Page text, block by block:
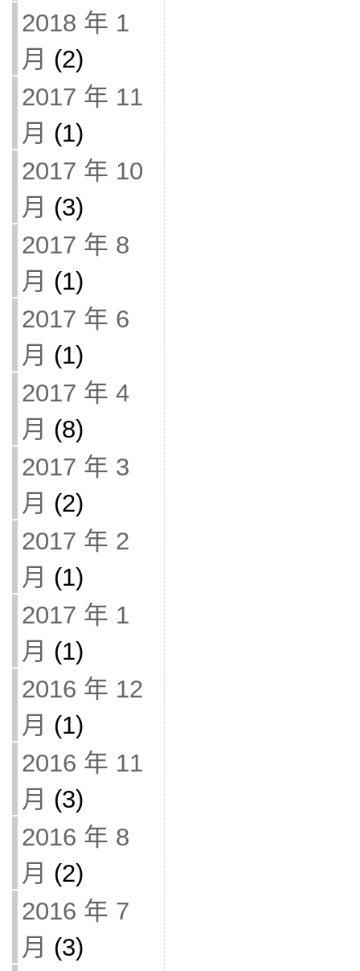
2018 年 1
月 (2)
2017 年 11
月 (1)
2017 年 10
月 (3)
2017 年 8
月 (1)
2017 年 6
月 (1)
2017 年 4
月 (8)
2017 年 3
月 (2)
2017 年 2
月 (1)
2017 年 1
月 (1)
2016 年 12
月 (1)
2016 年 11
月 (3)
2016 年 8
月 (2)
2016 年 7
月 (3)